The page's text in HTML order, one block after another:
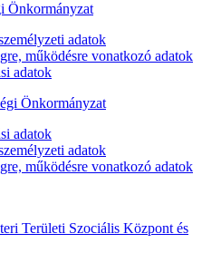
Önkormányzat
adatok
működésre vonatkozó adatok
adatok
Önkormányzat
adatok
adatok
működésre vonatkozó adatok
Területi Szociális Központ és